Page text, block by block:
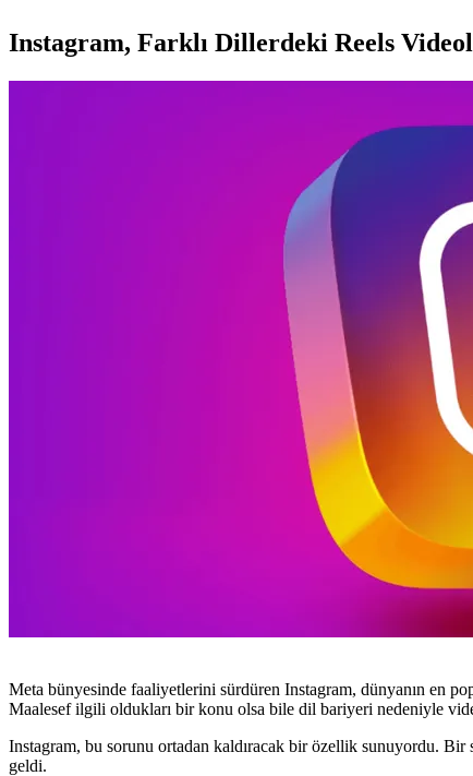
Instagram, Farklı Dillerdeki Reels
Meta bünyesinde faaliyetlerini sürdüren Instagram, dünyanın en
Maalesef ilgili oldukları bir konu olsa bile dil bariyeri nedeniyle
Instagram, bu sorunu ortadan kaldıracak bir özellik sunuyordu.
geldi.